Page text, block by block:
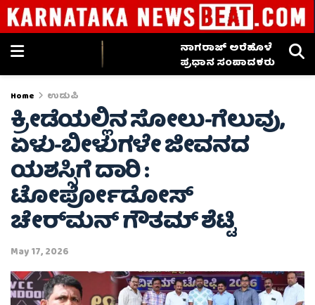
ನಾಗರಾಜ್ ಅರೆಹೊಳೆ
ಪ್ರಧಾನ ಸಂಪಾದಕರು
Home ಉಡುಪಿ
ಕ್ರೀಡೆಯಲ್ಲಿನ ಸೋಲು-ಗೆಲುವು,
ಏಳು-ಬೀಳುಗಳೇ ಜೀವನದ
ಯಶಸ್ಸಿಗೆ ದಾರಿ :
ಟೋರ್ಪೋಡೋಸ್
ಚೇರ್‌ಮನ್ ಗೌತಮ್ ಶೆಟ್ಟಿ
May 17, 2026